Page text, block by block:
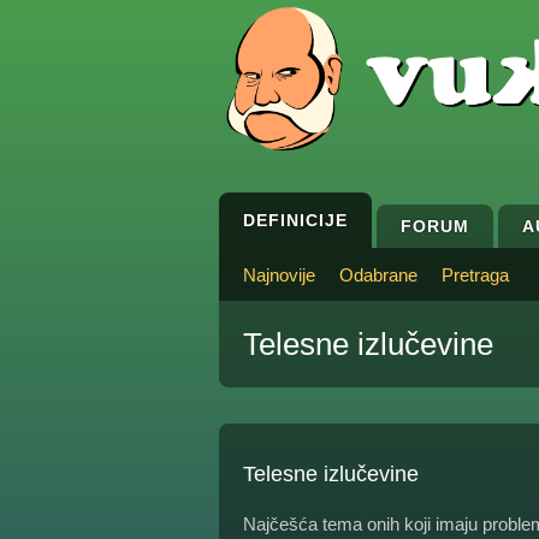
DEFINICIJE FORUM
Najnovije Odabrane Pretraga
Telesne izlučevine
Telesne izlučevine
Najčešća tema onih koji imaju